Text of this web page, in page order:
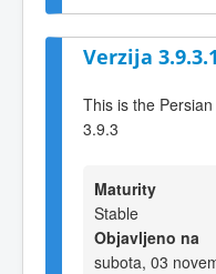
Verzija 3.9.3.1
This is the
3.9.3
Maturity
Stable
Objavljeno na
subota, 03